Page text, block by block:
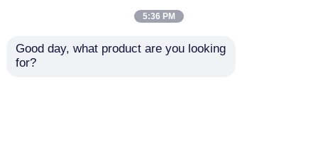
5:36 PM
Good day, what product are you looking
for?